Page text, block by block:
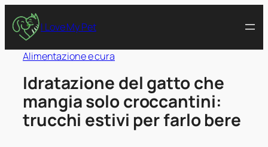
I Love My Pet
Alimentazione e cura
Idratazione del gatto che
mangia solo croccantini:
trucchi estivi per farlo bere